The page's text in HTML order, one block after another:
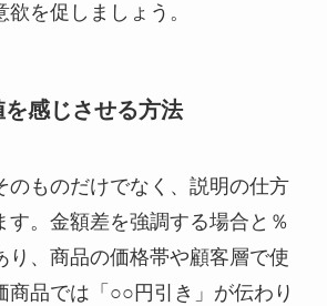
を促しましょう。
感じさせる方法
のものだけでなく、説明の仕方
す。金額差を強調する場合と％
り、商品の価格帯や顧客層で使
商品では「○○円引き」が伝わり